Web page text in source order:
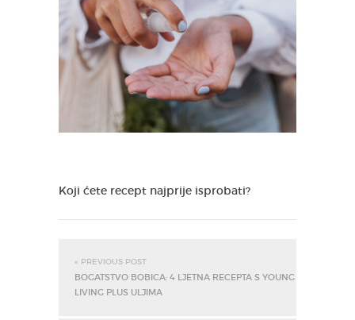
Koji ćete recept najprije isprobati?
« PREVIOUS POST
BOGATSTVO BOBICA: 4 LJETNA RECEPTA S YOUNG
LIVING PLUS ULJIMA